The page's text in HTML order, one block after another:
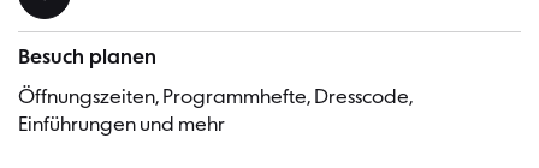
Besuch planen
Öffnungszeiten, Programmhefte, Dresscode,
Einführungen und mehr